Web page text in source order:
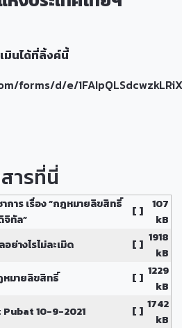
มินได้ที่ลิ้งค์นี้
forms/d/e/
ารที่นี่
การ เรื่อง “กฎหมายลิขสิทธิ์
ทัล”
[ ] 107
kB
างไรไม่ละเมิด
[ ] 1918
kB
มายลิขสิทธิ์
[ ] 1229
kB
10-9-2021
[ ] 1742
kB